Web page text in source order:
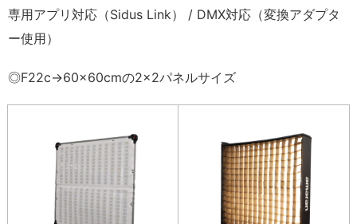
専用アプリ対応（Sidus Link） / DMX対応（変換アダプタ
ー使用）
◎F22c→60×60cmの2×2パネルサイズ